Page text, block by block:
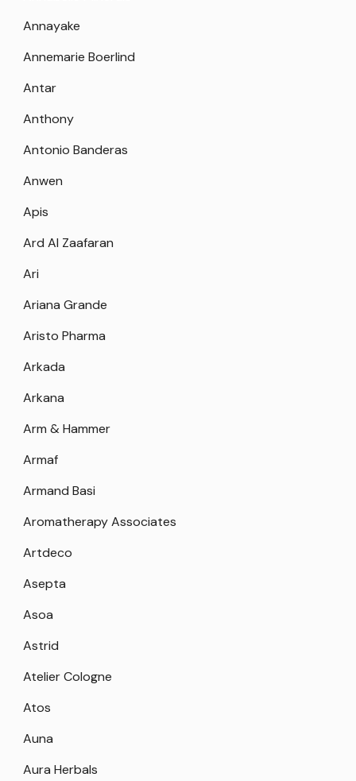
Annayake
Annemarie Boerlind
Antar
Anthony
Antonio Banderas
Anwen
Apis
Ard Al Zaafaran
Ari
Ariana Grande
Aristo Pharma
Arkada
Arkana
Arm & Hammer
Armaf
Armand Basi
Aromatherapy Associates
Artdeco
Asepta
Asoa
Astrid
Atelier Cologne
Atos
Auna
Aura Herbals